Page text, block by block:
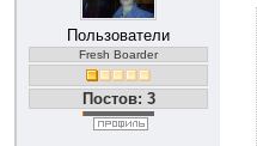
Пользователи
Fresh Boarder
Постов: 3